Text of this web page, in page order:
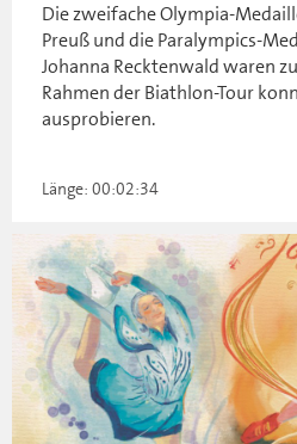
Die zweifache Olympia-
Preuß und die Paralympics-
Johanna Recktenwald waren
Rahmen der Biathlon-Tour
ausprobieren.
Länge: 00:02:34